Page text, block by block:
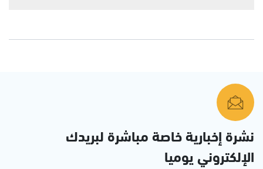
نشرة إخبارية خاصة مباشرة لبريدك
الإلكتروني يوميا